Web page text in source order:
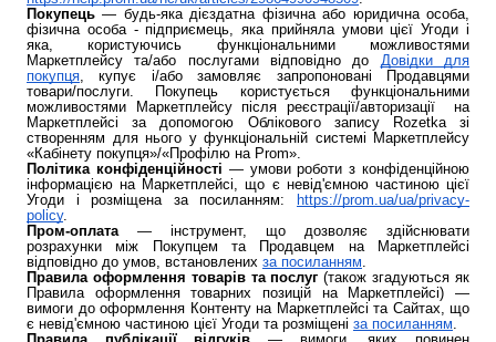
Покупець — будь-яка дієздатна фізична або юридична особа,
фізична особа - підприємець, яка прийняла умови цієї Угоди і
яка, користуючись функціональними можливостями
Маркетплейсу та/або послугами відповідно до Довідки для
покупця, купує і/або замовляє запропоновані Продавцями
товари/послуги. Покупець користується функціональними
можливостями Маркетплейсу після реєстрації/авторизації на
Маркетплейсі за допомогою Облікового запису Rozetka зі
створенням для нього у функціональній системі Маркетплейсу
«Кабінету покупця»/«Профілю на Prom».
Політика конфіденційності — умови роботи з конфіденційною
інформацією на Маркетплейсі, що є невід'ємною частиною цієї
Угоди і розміщена за посиланням:
https://prom.ua/ua/privacy-
policy.
Пром-оплата— інструмент, що дозволяє здійснювати
розрахунки між Покупцем та Продавцем на Маркетплейсі
відповідно до умов, встановлених за посиланням.
Правила оформлення товарів та послуг(також згадуються як
Правила оформлення товарних позицій на Маркетплейсі) —
вимоги до оформлення Контенту на Маркетплейсі та Сайтах, що
є невід'ємною частиною цієї Угоди та розміщені за посиланням.